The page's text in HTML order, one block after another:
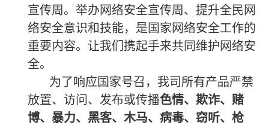
宣传周。举办网络安全宣传周、提升全民网
络安全意识和技能，是国家网络安全工作的
重要内容。让我们携起手来共同维护网络安
全。
为了响应国家号召，我司所有产品严禁
放置、访问、发布或传播色情、欺诈、赌
博、暴力、黑客、木马、病毒、窃听、枪